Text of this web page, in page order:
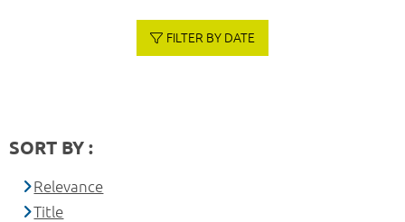
FILTER BY DATE
SORT BY :
Relevance
Title